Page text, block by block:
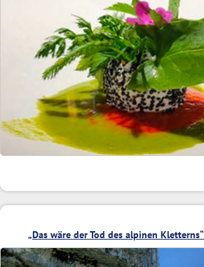
„Das wäre der Tod des alpinen Kletterns“